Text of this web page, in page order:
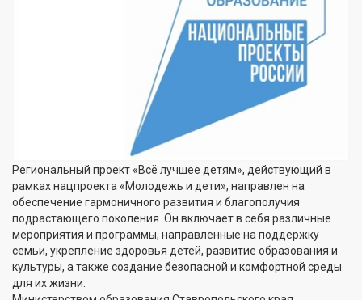
Региональный проект «Всё лучшее детям», действующий в
рамках нацпроекта «Молодежь и дети», направлен на
обеспечение гармоничного развития и благополучия
подрастающего поколения. Он включает в себя различные
мероприятия и программы, направленные на поддержку
семьи, укрепление здоровья детей, развитие образования и
культуры, а также создание безопасной и комфортной среды
для их жизни.